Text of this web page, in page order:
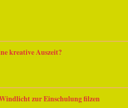
kreative Auszeit?
zur Einschulung filzen